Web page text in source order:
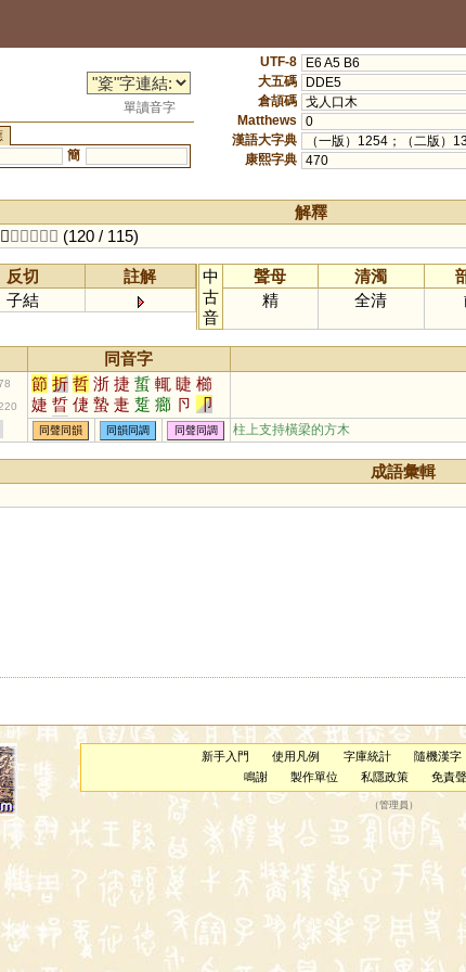
單讀音字
簡
UTF-8
E6 A5 B6
大五碼
DDE5
倉頡碼 戈人口木
Matthews
0
漢語大字典
（一版）1254；（二版）
康熙字典 470
解釋
〔子結切〕 (120 / 115)
反切
註解
子結
中
古
音
聲母 清濁
精
全清
同音字
節 折 哲 浙 捷 蜇 輒 睫 櫛
婕 晢 倢 蟄 疌 踅 癤 卪 卩
硩 砓 擳 幯 尐 瀄 淛 悊 扻
岊
同聲同韻 同韻同調 同聲同調 柱上支持橫梁的方木
成語彙輯
新手入門 使用凡例 字庫統計 隨機漢字
鳴謝
製作單位 私隱政策 免責
（管理員 ）